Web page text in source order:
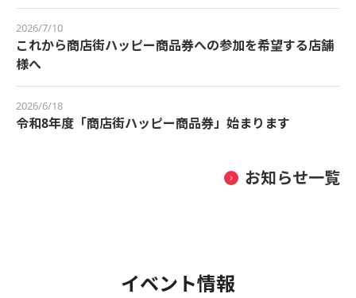
2026/7/10
これから商店街ハッピー商品券への参加を希望する店舗
様へ
2026/6/18
令和8年度「商店街ハッピー商品券」始まります
お知らせ一覧
イベント情報